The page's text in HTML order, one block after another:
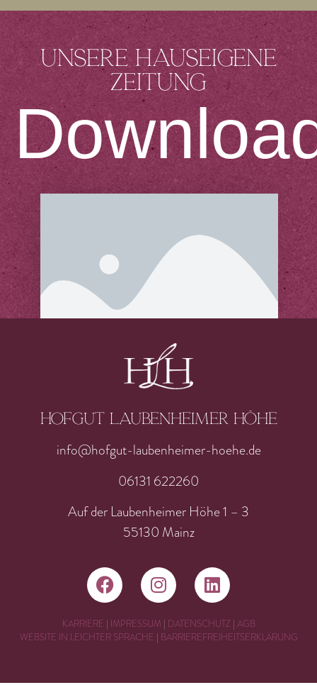
Unsere hauseigene
Zeitung
Hofgut laubenheimer höhe
info@hofgut-laubenheimer-hoehe.de
06131 622260
Auf der Laubenheimer Höhe 1 – 3
55130 Mainz
KARRIERE | IMPRESSUM| DATENSCHUTZ| AGB
WEBSITE IN LEICHTER SPRACHE | BARRIEREFREIHEITSERKLÄRUNG